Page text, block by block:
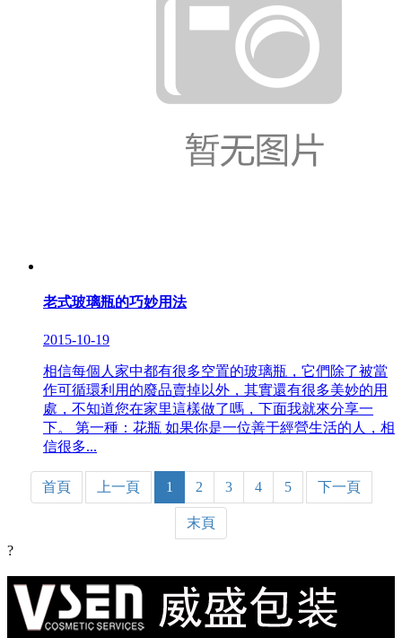
老式玻璃瓶的巧妙用法
2015-10-19
相信每個人家中都有很多空置的玻璃瓶，它們除了被當
作可循環利用的廢品賣掉以外，其實還有很多美妙的用
處，不知道您在家里這樣做了嗎，下面我就來分享一
下。 第一種：花瓶 如果你是一位善于經營生活的人，相
信很多...
首頁 上一頁 1 2 3 4 5 下一頁
末頁
?